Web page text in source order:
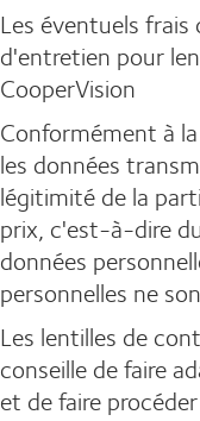
Les éventuels
d'entretien pour
CooperVision
Conformément à
les données
légitimité de la
prix, c'est-à-dire
données
personnelles ne
Les lentilles de
conseille de faire
et de faire